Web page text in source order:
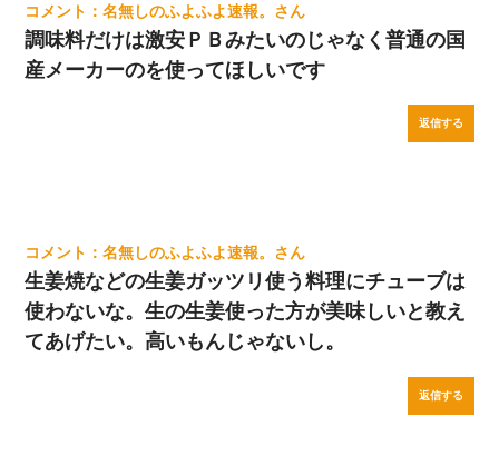
名無しのふよふよ速報。
調味料だけは激安ＰＢみたいのじゃなく普通の国
産メーカーのを使ってほしいです
返信する
名無しのふよふよ速報。
生姜焼などの生姜ガッツリ使う料理にチューブは
使わないな。生の生姜使った方が美味しいと教え
てあげたい。高いもんじゃないし。
返信する